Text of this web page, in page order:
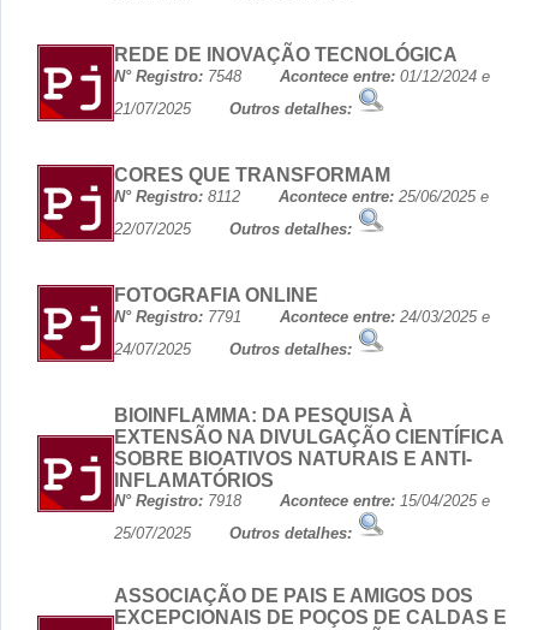
REDE DE INOVAÇÃO TECNOLÓGICA
N° Registro: 7548 Acontece entre: 01/12/2024 e
21/07/2025 Outros detalhes:
CORES QUE TRANSFORMAM
N° Registro: 8112 Acontece entre: 25/06/2025 e
22/07/2025 Outros detalhes:
FOTOGRAFIA ONLINE
N° Registro: 7791 Acontece entre: 24/03/2025 e
24/07/2025 Outros detalhes:
BIOINFLAMMA: DA PESQUISA À
EXTENSÃO NA DIVULGAÇÃO CIENTÍFICA
SOBRE BIOATIVOS NATURAIS E ANTI-
INFLAMATÓRIOS
N° Registro: 7918 Acontece entre: 15/04/2025 e
25/07/2025 Outros detalhes:
ASSOCIAÇÃO DE PAIS E AMIGOS DOS
EXCEPCIONAIS DE POÇOS DE CALDAS E